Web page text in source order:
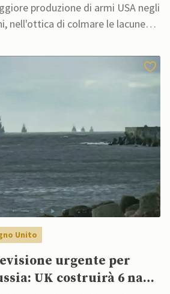
produzione di armi USA negli
nell'ottica di colmare le lacune
Unito
urgente per
UK costruirà 6 navi